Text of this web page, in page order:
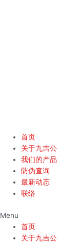
首页
关于九吉公
我们的产品
防伪查询
最新动态
联络
Menu
首页
关于九吉公